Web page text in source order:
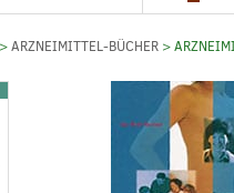
>ARZNEIMITTEL-BÜCHER >